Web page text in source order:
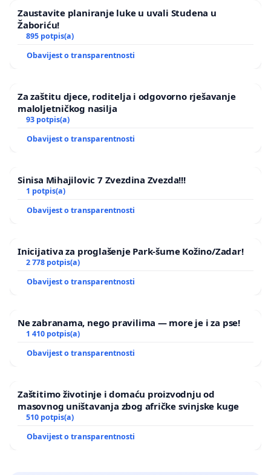
Zaustavite planiranje luke u uvali Studena u
Žaboriću!
895 potpis(a)
Obavijest o transparentnosti
Za zaštitu djece, roditelja i odgovorno rješavanje
maloljetničkog nasilja
93 potpis(a)
Obavijest o transparentnosti
Sinisa Mihajilovic 7 Zvezdina Zvezda!!!
1 potpis(a)
Obavijest o transparentnosti
Inicijativa za proglašenje Park-šume Kožino/Zadar!
2 778 potpis(a)
Obavijest o transparentnosti
Ne zabranama, nego pravilima — more je i za pse!
1 410 potpis(a)
Obavijest o transparentnosti
Zaštitimo životinje i domaću proizvodnju od
masovnog uništavanja zbog afričke svinjske kuge
510 potpis(a)
Obavijest o transparentnosti